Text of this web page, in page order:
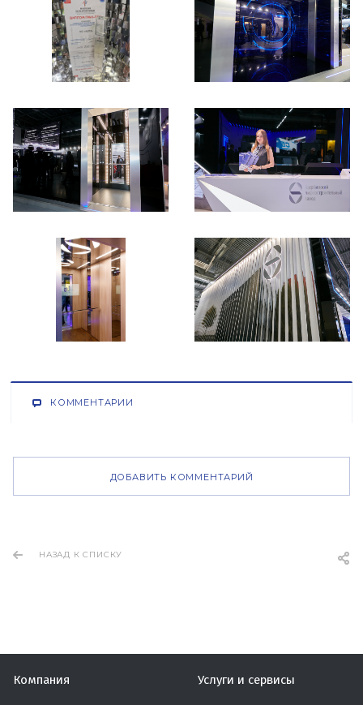
КОММЕНТАРИИ
ДОБАВИТЬ КОММЕНТАРИЙ
НАЗАД К СПИСКУ
Компания Услуги и сервисы